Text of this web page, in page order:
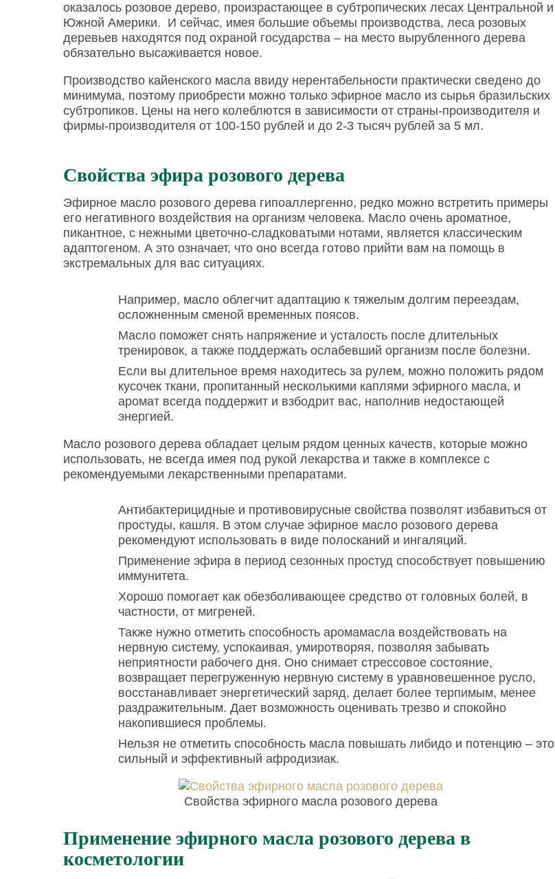
оказалось розовое дерево, произрастающее в субтропических лесах Центральной и
Южной Америки. И сейчас, имея большие объемы производства, леса розовых
деревьев находятся под охраной государства – на место вырубленного дерева
обязательно высаживается новое.
Производство кайенского масла ввиду нерентабельности практически сведено до
минимума, поэтому приобрести можно только эфирное масло из сырья бразильских
субтропиков. Цены на него колеблются в зависимости от страны-производителя и
фирмы-производителя от 100-150 рублей и до 2-3 тысяч рублей за 5 мл.
Свойства эфира розового дерева
Эфирное масло розового дерева гипоаллергенно, редко можно встретить примеры
его негативного воздействия на организм человека. Масло очень ароматное,
пикантное, с нежными цветочно-сладковатыми нотами, является классическим
адаптогеном. А это означает, что оно всегда готово прийти вам на помощь в
экстремальных для вас ситуациях.
Например, масло облегчит адаптацию к тяжелым долгим переездам,
осложненным сменой временных поясов.
Масло поможет снять напряжение и усталость после длительных
тренировок, а также поддержать ослабевший организм после болезни.
Если вы длительное время находитесь за рулем, можно положить рядом
кусочек ткани, пропитанный несколькими каплями эфирного масла, и
аромат всегда поддержит и взбодрит вас, наполнив недостающей
энергией.
Масло розового дерева обладает целым рядом ценных качеств, которые можно
использовать, не всегда имея под рукой лекарства и также в комплексе с
рекомендуемыми лекарственными препаратами.
Антибактерицидные и противовирусные свойства позволят избавиться от
простуды, кашля. В этом случае эфирное масло розового дерева
рекомендуют использовать в виде полосканий и ингаляций.
Применение эфира в период сезонных простуд способствует повышению
иммунитета.
Хорошо помогает как обезболивающее средство от головных болей, в
частности, от мигреней.
Также нужно отметить способность аромамасла воздействовать на
нервную систему, успокаивая, умиротворяя, позволяя забывать
неприятности рабочего дня. Оно снимает стрессовое состояние,
возвращает перегруженную нервную систему в уравновешенное русло,
восстанавливает энергетический заряд, делает более терпимым, менее
раздражительным. Дает возможность оценивать трезво и спокойно
накопившиеся проблемы.
Нельзя не отметить способность масла повышать либидо и потенцию – это
сильный и эффективный афродизиак.
Свойства эфирного масла розового дерева
Применение эфирного масла розового дерева в
косметологии